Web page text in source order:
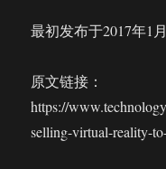
最初发布于2017年1
原文链接：
https://
selling-virtual-reality-